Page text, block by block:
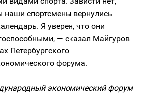
наши спортсмены вернулись
Я уверен, что они
— сказал Майгуров
Петербургского
форума.
экономический форум